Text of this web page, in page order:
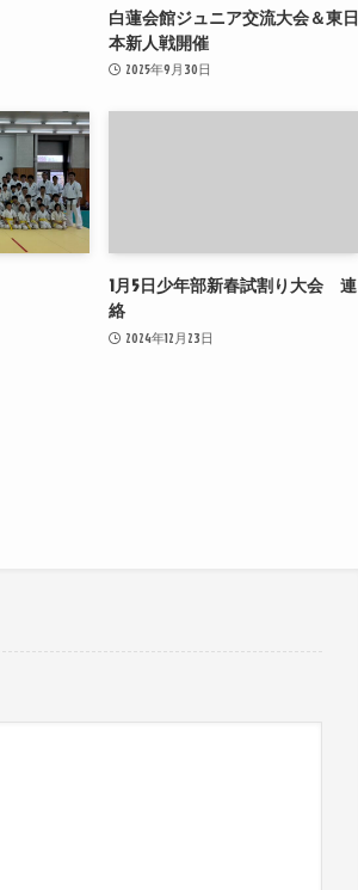
白蓮会館ジュニア交流大会＆東日
本新人戦開催
2025年9月30日
1月5日少年部新春試割り大会 連
絡
2024年12月23日